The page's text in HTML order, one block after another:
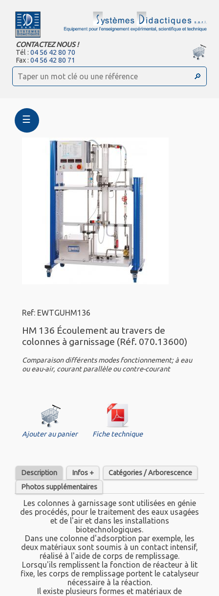
CONTACTEZ NOUS !
Tél :04 56 42 80 70
Fax :04 56 42 80 71
☰
Ref: EWTGUHM136
HM 136 Écoulement au travers de
colonnes à garnissage (Réf. 070.13600)
Comparaison différents modes fonctionnement; à eau
ou eau-air, courant parallèle ou contre-courant
Ajouter au panier Fiche technique
Description Infos +
Catégories / Arborescence
Photos supplémentaires
Les colonnes à garnissage sont utilisées en génie
des procédés, pour le traitement des eaux usagées
et de l'air et dans les installations
biotechnologiques.
Dans une colonne d'adsorption par exemple, les
deux matériaux sont soumis à un contact intensif,
réalisé à l'aide de corps de remplissage.
Lorsqu'ils remplissent la fonction de réacteur à lit
fixe, les corps de remplissage portent le catalyseur
nécessaire à la réaction.
Il existe plusieurs formes et matériaux de